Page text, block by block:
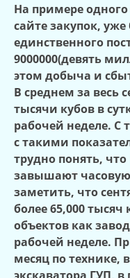
На примере
сайте закупок,
единственного
9000000(девять
этом добыча и
В среднем за весь
тысячи кубов в
рабочей неделе.
с такими
трудно понять,
завышают часовую
заметить, что
более 65,000 тысяч
объектов как
рабочей неделе.
месяц по технике,